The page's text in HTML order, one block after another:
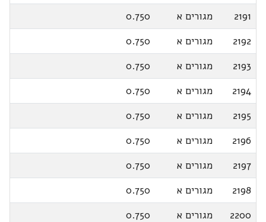
2191
מגורים א
0.750
2192
מגורים א
0.750
2193
מגורים א
0.750
2194
מגורים א
0.750
2195
מגורים א
0.750
2196
מגורים א
0.750
2197
מגורים א
0.750
2198
מגורים א
0.750
2200
מגורים א
0.750